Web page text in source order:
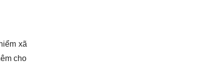
xã
cho